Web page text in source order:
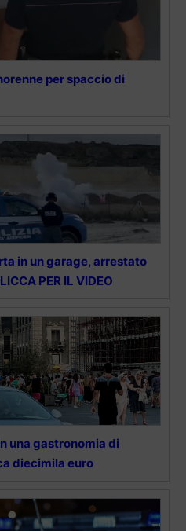
per spaccio di
in un garage, arrestato
PER IL VIDEO
una gastronomia di
diecimila euro